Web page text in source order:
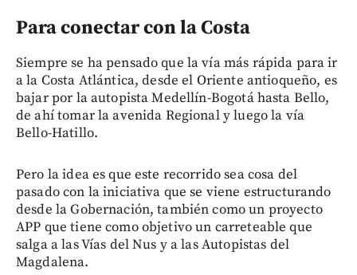
Para conectar con la Costa
Siempre se ha pensado que la vía más rápida para ir
a la Costa Atlántica, desde el Oriente antioqueño, es
bajar por la autopista Medellín-Bogotá hasta Bello,
de ahí tomar la avenida Regional y luego la vía
Bello-Hatillo.
Pero la idea es que este recorrido sea cosa del
pasado con la iniciativa que se viene estructurando
desde la Gobernación, también como un proyecto
APP que tiene como objetivo un carreteable que
salga a las Vías del Nus y a las Autopistas del
Magdalena.